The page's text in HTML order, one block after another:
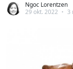
Ngoc Lorentzen
29 okt. 2022 • 3